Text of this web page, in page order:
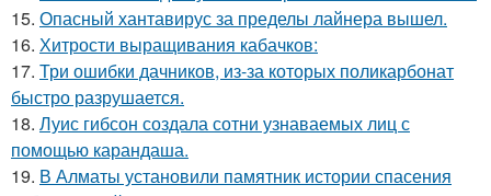
15. Опасный хантавирус за пределы лайнера вышел.
16. Хитрости выращивания кабачков:
17. Три ошибки дачников, из-за которых поликарбонат
быстро разрушается.
18. Луис гибсон создала сотни узнаваемых лиц с
помощью карандаша.
19. В Алматы установили памятник истории спасения